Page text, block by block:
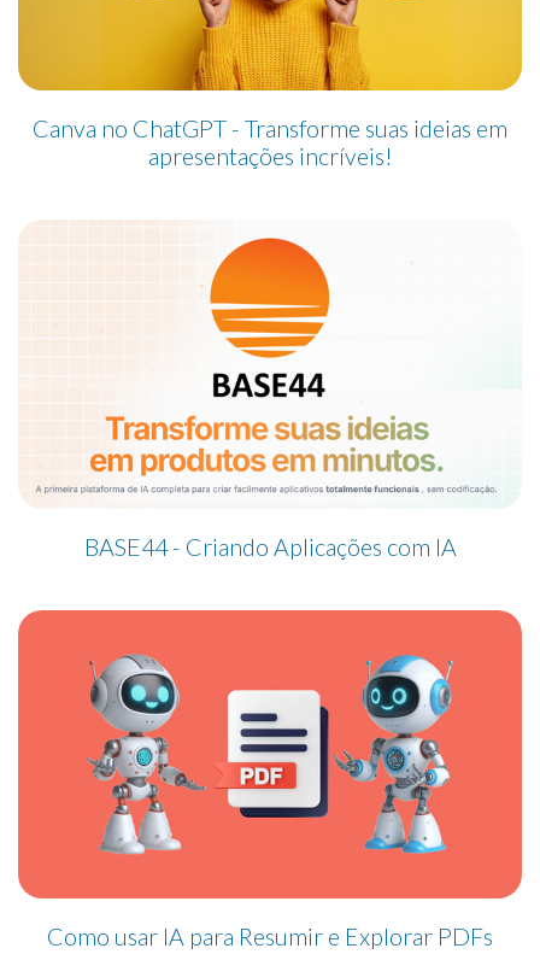
Canva no ChatGPT - Transforme suas ideias em
apresentações incríveis!
BASE44 - Criando Aplicações com IA
Como usar IA para Resumir e Explorar PDFs